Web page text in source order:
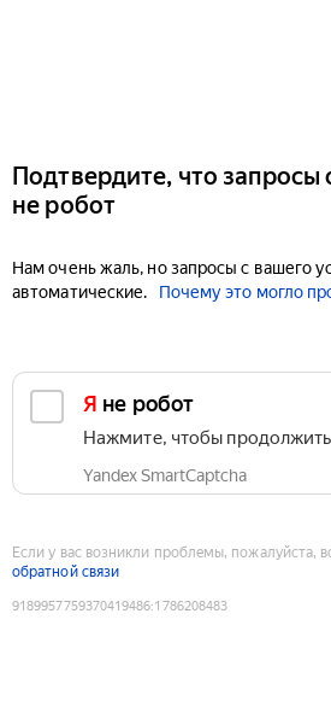
Подтвердите, что запросы
не робот
Нам очень жаль, но запросы с вашего
автоматические.
Почему это могло
Я не робот
Нажмите, чтобы продолжить
Yandex SmartCaptcha
Если у вас возникли проблемы, пожалуйста,
обратной связи
9189957759370419486:1786208483